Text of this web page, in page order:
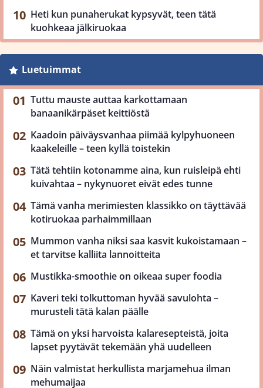
Heti kun punaherukat kypsyvät, teen tätä
kuohkeaa jälkiruokaa
Luetuimmat
Tuttu mauste auttaa karkottamaan
banaanikärpäset keittiöstä
Kaadoin päiväysvanhaa piimää kylpyhuoneen
kaakeleille – teen kyllä toistekin
Tätä tehtiin kotonamme aina, kun ruisleipä ehti
kuivahtaa – nykynuoret eivät edes tunne
Tämä vanha merimiesten klassikko on täyttävää
kotiruokaa parhaimmillaan
Mummon vanha niksi saa kasvit kukoistamaan –
et tarvitse kalliita lannoitteita
Mustikka-smoothie on oikeaa super foodia
Kaveri teki tolkuttoman hyvää savulohta –
murusteli tätä kalan päälle
Tämä on yksi harvoista kalaresepteistä, joita
lapset pyytävät tekemään yhä uudelleen
Näin valmistat herkullista marjamehua ilman
mehumaijaa